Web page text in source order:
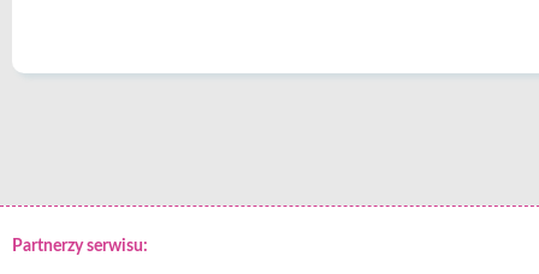
Partnerzy serwisu: